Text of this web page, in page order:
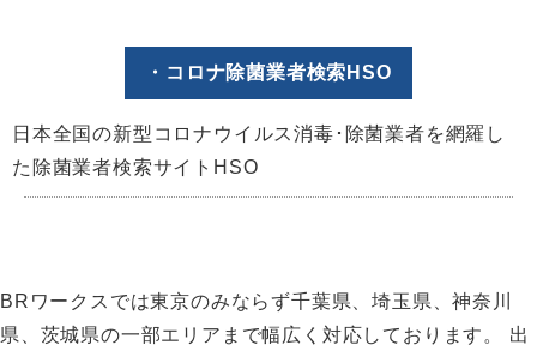
・コロナ除菌業者検索HSO
日本全国の新型コロナウイルス消毒･除菌業者を網羅し
た除菌業者検索サイトHSO
BRワークスでは東京のみならず千葉県、埼玉県、神奈川
県、茨城県の一部エリアまで幅広く対応しております。 出